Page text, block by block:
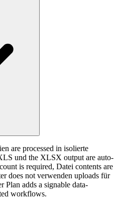
are processed in isolierte
und the XLSX output are auto-
is required, Datei contents are
does not verwenden uploads für
adds a signable data-
workflows.